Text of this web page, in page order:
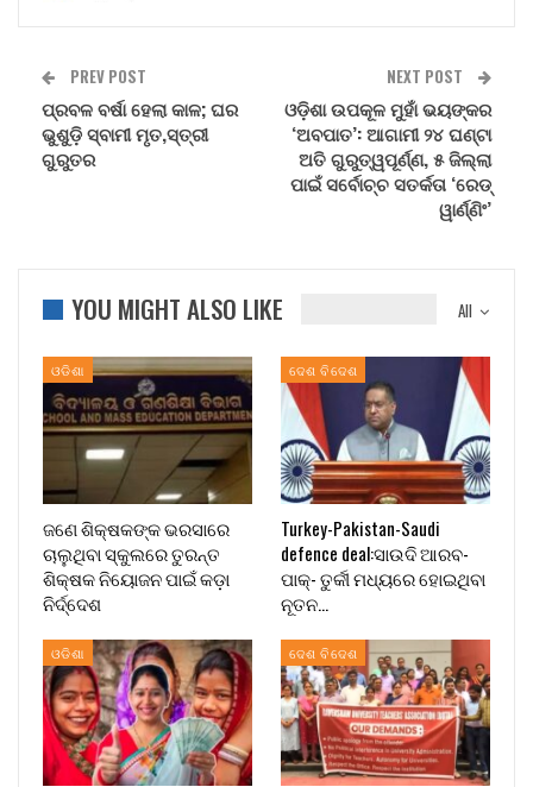
PREV POST
ପ୍ରବଳ ବର୍ଷା ହେଲା କାଳ; ଘର
ଭୁଶୁଡ଼ି ସ୍ବାମୀ ମୃତ,ସ୍ତ୍ରୀ
ଗୁରୁତର
NEXT POST
ଓଡ଼ିଶା ଉପକୂଳ ମୁହାଁ ଭୟଙ୍କର
‘ଅବପାତ’: ଆଗାମୀ ୨୪ ଘଣ୍ଟା
ଅତି ଗୁରୁତ୍ୱପୂର୍ଣ୍ଣ, ୫ ଜିଲ୍ଲା
ପାଇଁ ସର୍ବୋଚ୍ଚ ସତର୍କତା ‘ରେଡ୍
ୱାର୍ଣ୍ଣିଂ’
All
YOU MIGHT ALSO LIKE
ଓଡିଶା
ଜଣେ ଶିକ୍ଷକଙ୍କ ଭରସାରେ
ଚାଲୁଥିବା ସ୍କୁଲରେ ତୁରନ୍ତ
ଶିକ୍ଷକ ନିୟୋଜନ ପାଇଁ କଡ଼ା
ନିର୍ଦ୍ଦେଶ
ଦେଶ ବିଦେଶ
Turkey-Pakistan-Saudi
defence deal:ସାଉଦି ଆରବ-
ପାକ୍- ତୁର୍କୀ ମଧ୍ୟରେ ହୋଇଥିବା
ନୂତନ…
ଓଡିଶା ଦେଶ ବିଦେଶ